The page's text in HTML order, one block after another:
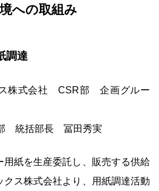
への取組み
調達
株式会社 CSR部 企画グルー
統括部長 冨田秀実
用紙を生産委託し、販売する供給
ス株式会社より、用紙調達活動